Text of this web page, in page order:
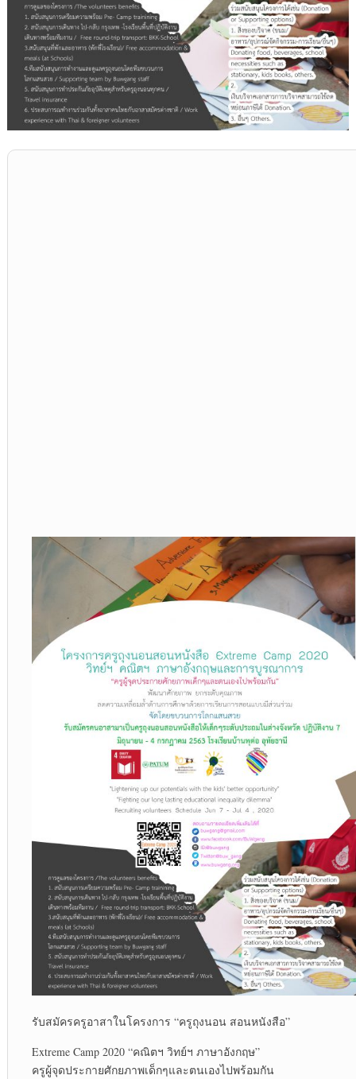
รับสมัครครูอาสาในโครงการ “ครูถุงนอน สอนหนังสือ”
Extreme Camp 2020 “คณิตฯ วิทย์ฯ ภาษาอังกฤษ”
ครูผู้จุดประกายศักยภาพเด็กๆและตนเองไปพร้อมกัน